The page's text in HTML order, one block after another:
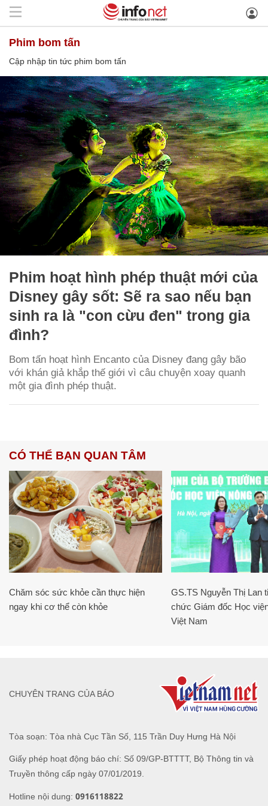
phim bom tấn
Cập nhập tin tức phim bom tấn
Phim hoạt hình phép thuật mới của
Disney gây sốt: Sẽ ra sao nếu bạn
sinh ra là "con cừu đen" trong gia
đình?
Bom tấn hoạt hình Encanto của Disney đang gây bão
với khán giả khắp thế giới vì câu chuyện xoay quanh
một gia đình phép thuật.
CÓ THỂ BẠN QUAN TÂM
Chăm sóc sức khỏe cần thực hiện
ngay khi cơ thể còn khỏe
GS.TS Nguyễn Thị Lan
chức Giám đốc Học
Việt Nam
Tòa soạn: Tòa nhà Cục Tần Số, 115 Trần Duy Hưng Hà Nội
Giấy phép hoạt động báo chí: Số 09/GP-BTTTT, Bộ Thông tin và
Truyền thông cấp ngày 07/01/2019.
Hotline nội dung: 0916118822
CHUYÊN TRANG CỦA BÁO